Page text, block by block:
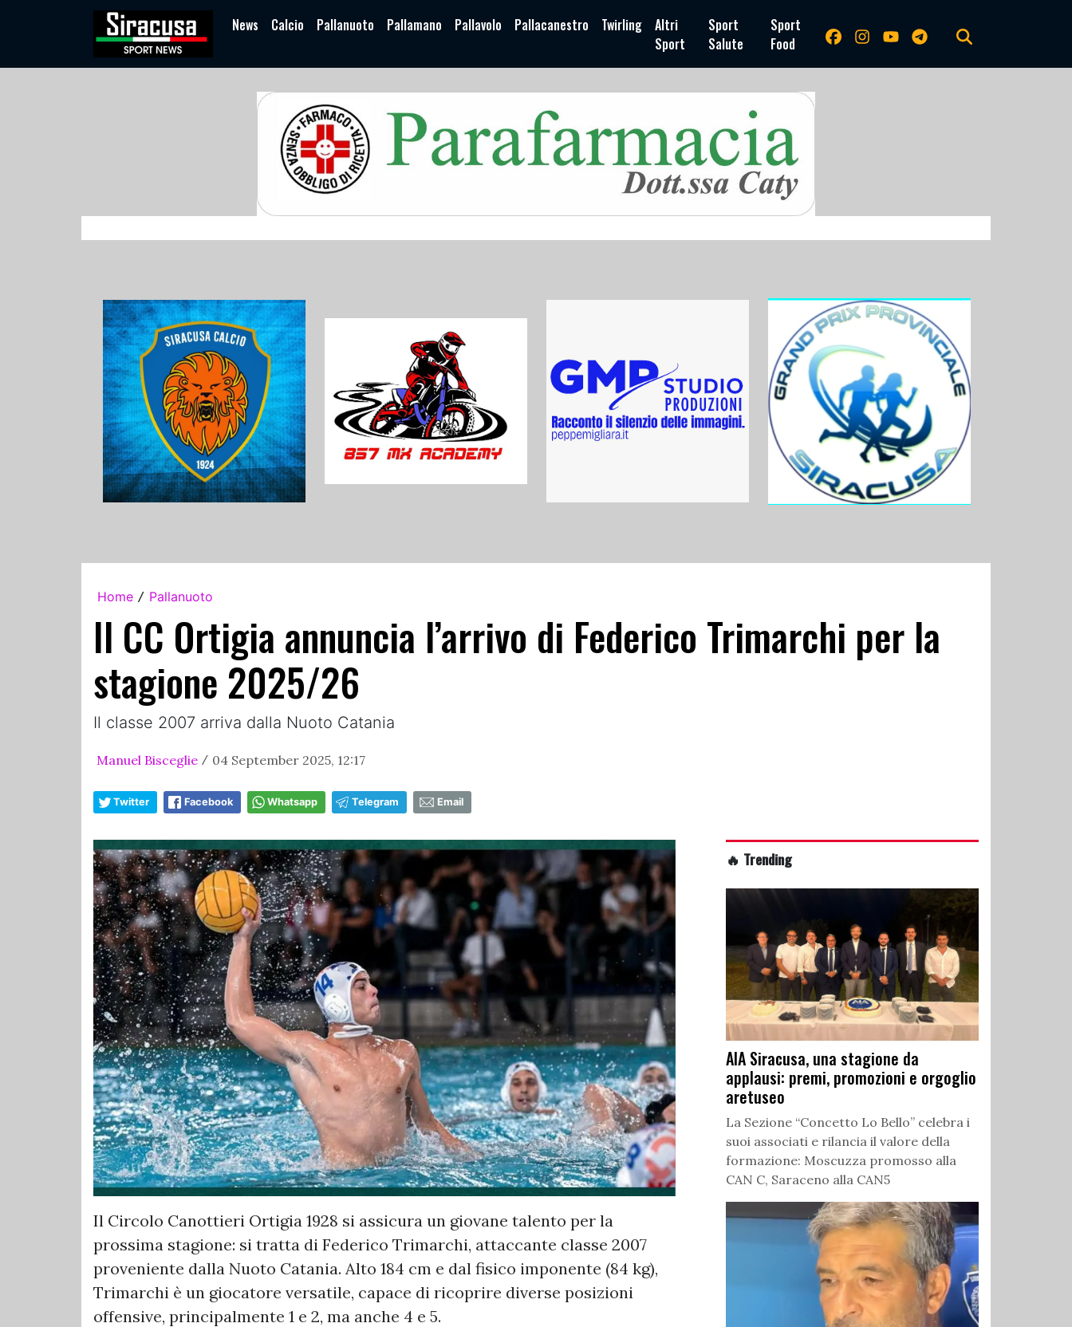
News Calcio Pallanuoto Pallamano Pallavolo Pallacanestro Twirling
Altri
Sport
Sport
Salute
Sport
Food
Home / Pallanuoto
Il CC Ortigia annuncia l’arrivo di Federico Trimarchi per la
stagione 2025/26
Il classe 2007 arriva dalla Nuoto Catania
Manuel Bisceglie / 04 September 2025, 12:17
Twitter Facebook Whatsapp Telegram Email
Il Circolo Canottieri Ortigia 1928 si assicura un giovane talento per la
prossima stagione: si tratta di Federico Trimarchi, attaccante classe 2007
proveniente dalla Nuoto Catania. Alto 184 cm e dal fisico imponente (84 kg),
Trimarchi è un giocatore versatile, capace di ricoprire diverse posizioni
offensive, principalmente 1 e 2, ma anche 4 e 5.
🔥 Trending
AIA Siracusa, una stagione da
applausi: premi, promozioni e orgoglio
aretuseo
La Sezione “Concetto Lo Bello” celebra i
suoi associati e rilancia il valore della
formazione: Moscuzza promosso alla
CAN C, Saraceno alla CAN5